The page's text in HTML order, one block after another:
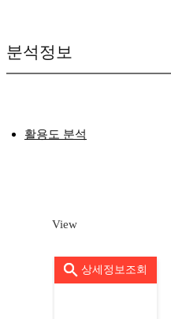
분석정보
활용도 분석
View
상세정보조회